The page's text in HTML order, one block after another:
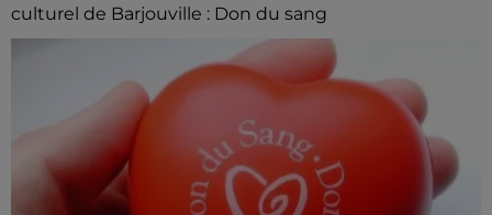
culturel de Barjouville : Don du sang